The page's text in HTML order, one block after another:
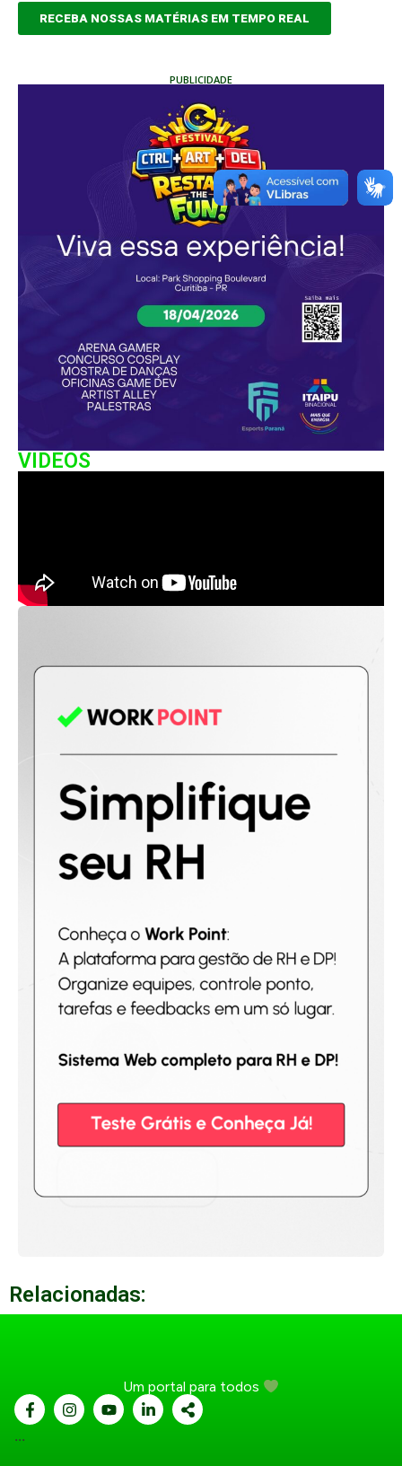
RECEBA NOSSAS MATÉRIAS EM TEMPO REAL
PUBLICIDADE
VIDEOS
Relacionadas:
Um portal para todos
...